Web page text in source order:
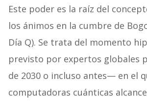
Este poder es la raíz del
los ánimos en la cumbre de
Día Q). Se trata del momento
previsto por expertos globales
de 2030 o incluso antes— en el
computadoras cuánticas